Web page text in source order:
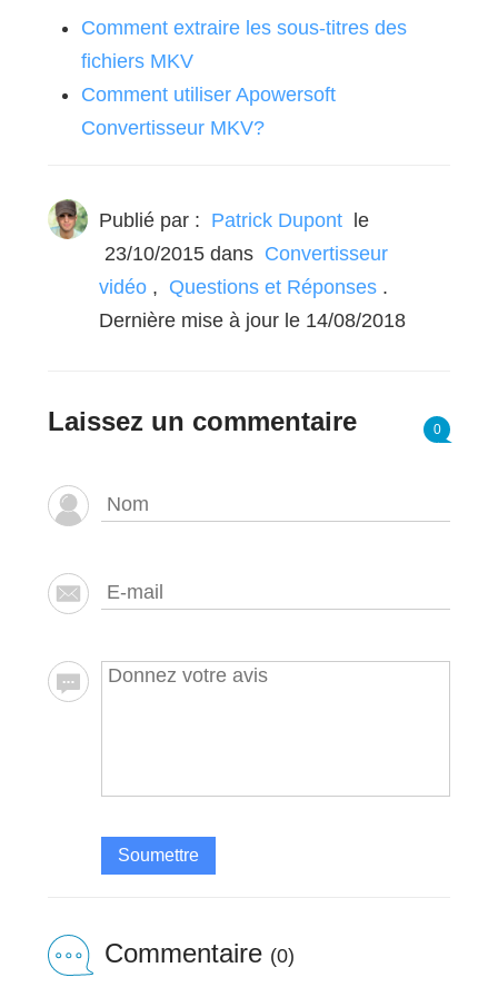
Comment extraire les sous-titres des
fichiers MKV
Comment utiliser Apowersoft
Convertisseur MKV?
Publié par : Patrick Dupont
le
23/10/2015dans Convertisseur
vidéo , Questions et Réponses .
Dernière mise à jour le 14/08/2018
Laissez un commentaire 0
Soumettre
Commentaire (0)